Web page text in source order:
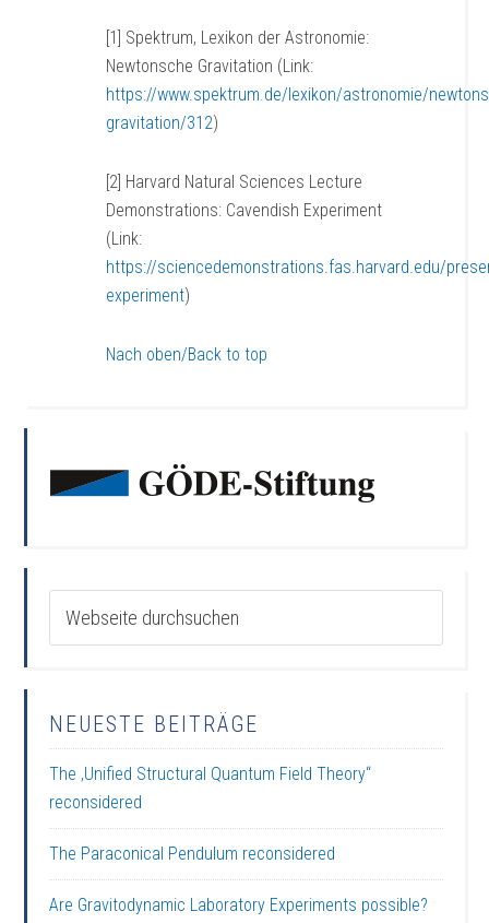
[1] Spektrum, Lexikon der Astronomie:
Newtonsche Gravitation (Link:
https://www.spektrum.de/lexikon/astronomie/
gravitation/312)
[2] Harvard Natural Sciences Lecture
Demonstrations: Cavendish Experiment
(Link:
https://sciencedemonstrations.fas.harvard.edu/
experiment)
Nach oben/Back to top
NEUESTE BEITRÄGE
The ‚Unified Structural Quantum Field Theory“
reconsidered
The Paraconical Pendulum reconsidered
Are Gravitodynamic Laboratory Experiments possible?